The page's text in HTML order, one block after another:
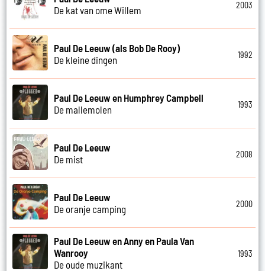
De kat van ome Willem
2003
Paul De Leeuw (als Bob De Rooy)
De kleine dingen
1992
Paul De Leeuw en Humphrey Campbell
De mallemolen
1993
Paul De Leeuw
De mist
2008
Paul De Leeuw
De oranje camping
2000
Paul De Leeuw en Anny en Paula Van
Wanrooy
De oude muzikant
1993